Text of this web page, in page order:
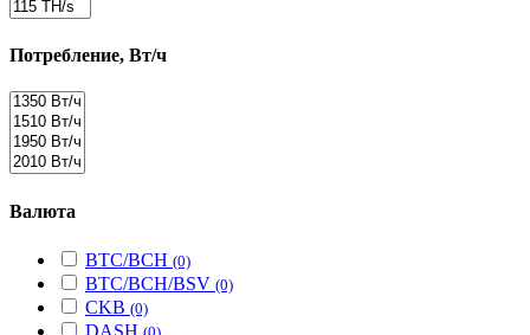
Потребление, Вт/ч
Валюта
BTC/BCH (0)
BTC/BCH/BSV (0)
CKB (0)
DASH